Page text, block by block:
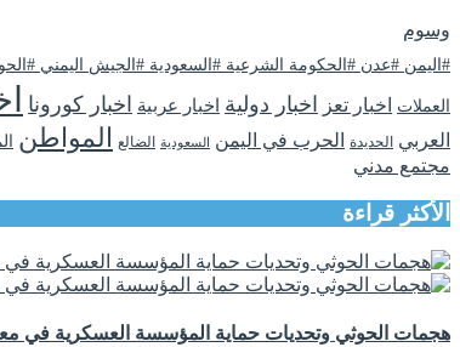
وسوم
#اليمن #عدن #الحكومة الشرعية #السعودية #الجيش اليمني
العملات اخبار تعز اخبار دولية اخبار عربية اخبار كورونا
العربي
الحديدة الحرب في اليمن السعودية الضالع المواطن
مجتمع مدني
الأكثر قراءة
هجمات الحوثي وتحديات حماية المؤسسة العسكرية في